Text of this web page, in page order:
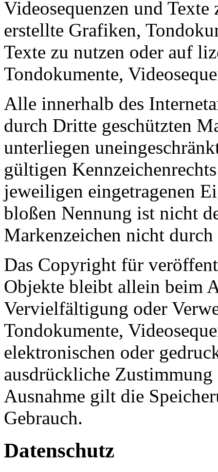
Videosequenzen und
erstellte Grafiken,
Texte zu nutzen oder auf
Tondokumente,
Alle innerhalb des
durch Dritte geschützten
unterliegen
gültigen
jeweiligen eingetragenen
bloßen Nennung ist nicht
Markenzeichen nicht
Das Copyright für
Objekte bleibt allein beim
Vervielfältigung oder
Tondokumente,
elektronischen oder
ausdrückliche
Ausnahme gilt die
Gebrauch.
Datenschutz